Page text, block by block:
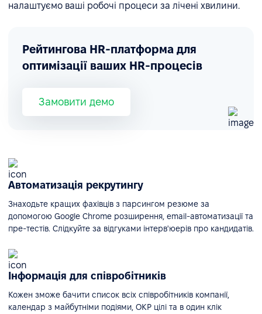
налаштуємо ваші робочі процеси за лічені хвилини.
Рейтингова HR-платформа для
оптимізації ваших HR-процесів
Замовити демо
Автоматизація рекрутингу
Знаходьте кращих фахівців з парсингом резюме за
допомогою Google Chrome розширення, email-автоматизації та
пре-тестів. Слідкуйте за відгуками інтерв'юерів про кандидатів.
Інформація для співробітників
Кожен зможе бачити список всіх співробітників компанії,
календар з майбутніми подіями, ОКР цілі та в один клік